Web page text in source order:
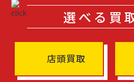
選べる買
店頭買取